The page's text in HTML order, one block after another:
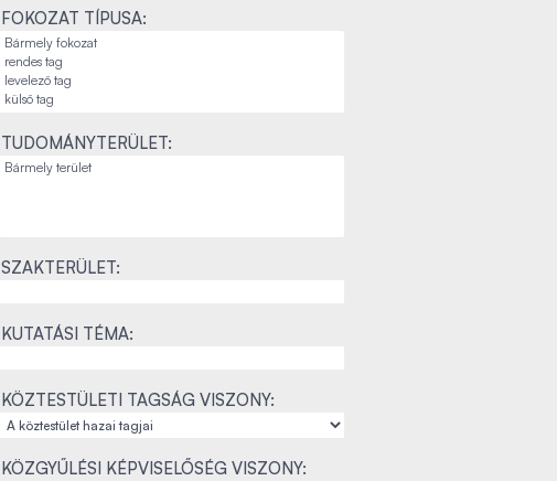
FOKOZAT TÍPUSA:
TUDOMÁNYTERÜLET:
SZAKTERÜLET:
KUTATÁSI TÉMA:
KÖZTESTÜLETI TAGSÁG VISZONY:
KÖZGYŰLÉSI KÉPVISELŐSÉG VISZONY: